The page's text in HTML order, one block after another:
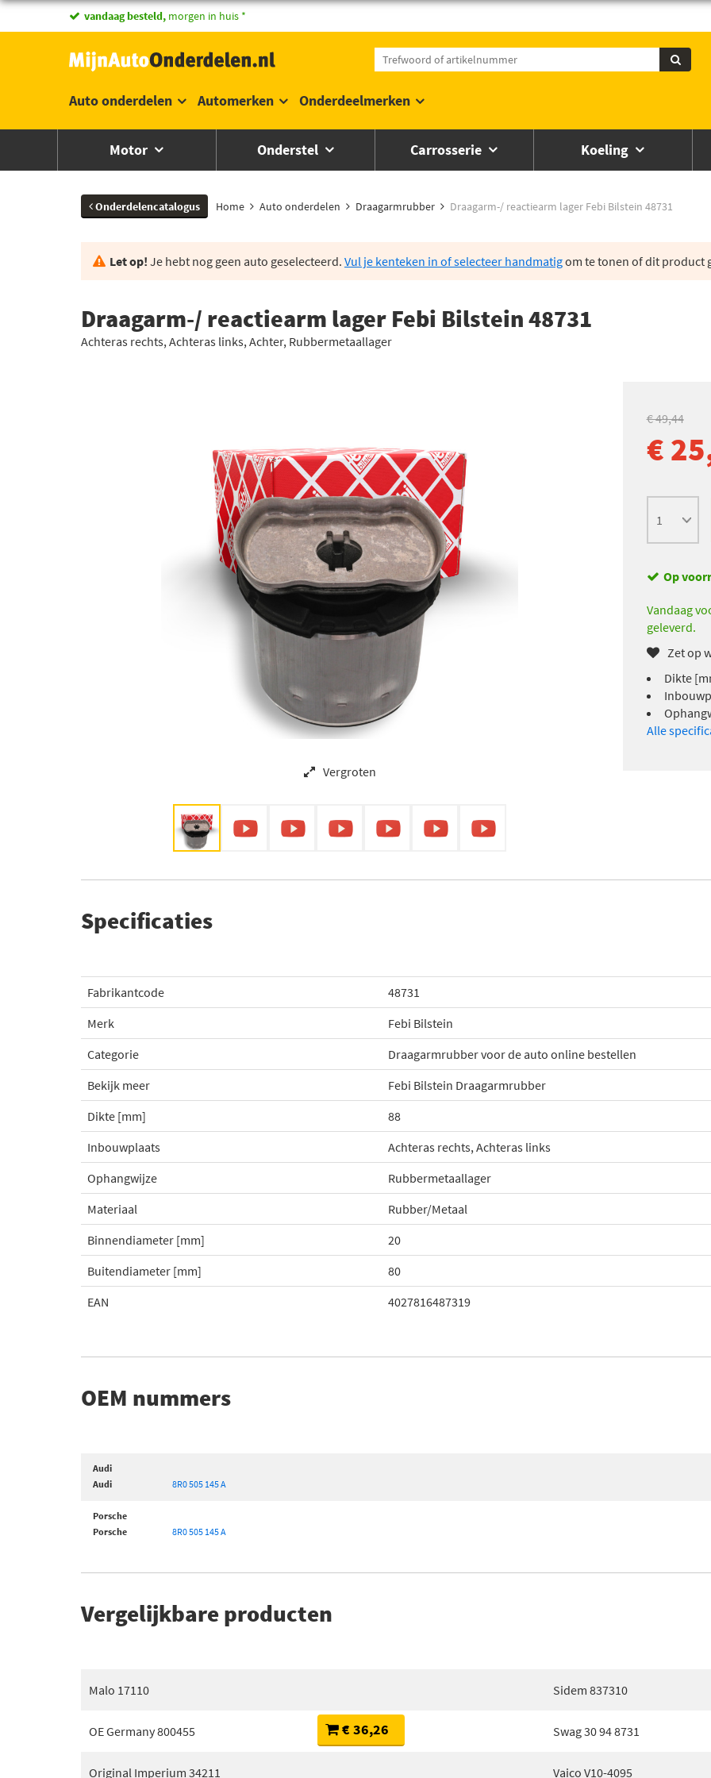
vandaag besteld, morgen in huis *
Auto onderdelen Automerken Onderdeelmerken
Motor Onderstel Carrosserie Koeling
Onderdelencatalogus Home Auto onderdelen Draagarmrubber Draagarm-/ reactiearm lager Febi Bilstein 48731
Let op! Je hebt nog geen auto geselecteerd. Vul je kenteken in of selecteer handmatigom te tonen of dit product
Draagarm-/ reactiearm lager Febi Bilstein 48731
Achteras rechts, Achteras links, Achter, Rubbermetaallager
Vergroten
€ 49,44
€
Op
Vandaag
geleverd.
Zet op
Dikte
Alle
Specificaties
Fabrikantcode
48731
Merk
Febi Bilstein
Categorie
Draagarmrubber voor de auto online bestellen
Bekijk meer
Febi Bilstein Draagarmrubber
Dikte [mm]
88
Inbouwplaats
Achteras rechts, Achteras links
Ophangwijze
Rubbermetaallager
Materiaal
Rubber/Metaal
Binnendiameter [mm]
20
Buitendiameter [mm]
80
EAN
4027816487319
OEM nummers
Audi
Audi
8R0 505 145 A
Porsche
Porsche
8R0 505 145 A
Vergelijkbare producten
Malo 17110
OE Germany 800455 € 36,26
Original Imperium 34211
Sidem 837310
Swag 30 94 8731
Vaico V10-4095